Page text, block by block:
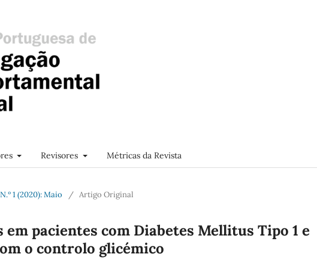
Revisores Métricas da Revista
1 (2020): Maio / Artigo Original
pacientes com Diabetes Mellitus Tipo 1 e
o controlo glicémico